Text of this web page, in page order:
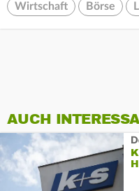
Wirtschaft Börse
AUCH